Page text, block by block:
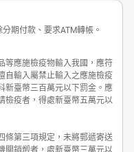
期付款、要求ATM轉帳。
等應施檢疫物輸入我國，應符
自輸入屬禁止輸入之應施檢疫
新臺幣三百萬元以下罰金。應
檢疫者，得處新臺幣五萬元以
條第三項規定，未將郵遞寄送
關銷燬者，處新臺幣三萬元以